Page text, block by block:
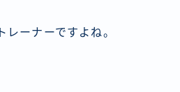
ーナーですよね。